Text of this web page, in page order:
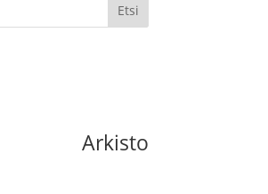
Etsi
Arkisto